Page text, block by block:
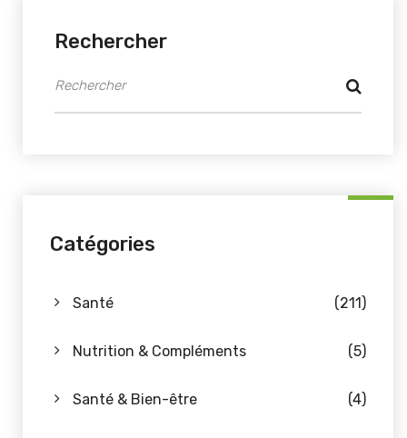
Rechercher
Catégories
Santé (211)
Nutrition & Compléments (5)
Santé & Bien-être (4)